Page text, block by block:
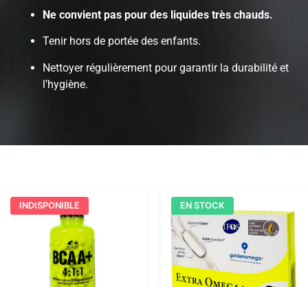
Ne convient pas pour des liquides très chauds.
Tenir hors de portée des enfants.
Nettoyer régulièrement pour garantir la durabilité et
l’hygiène.
INDISPONIBLE EN STOCK